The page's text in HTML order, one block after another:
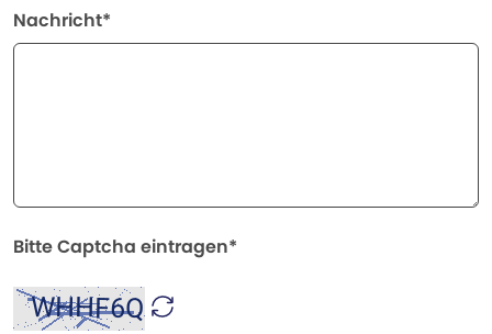
Nachricht*
Bitte Captcha eintragen*